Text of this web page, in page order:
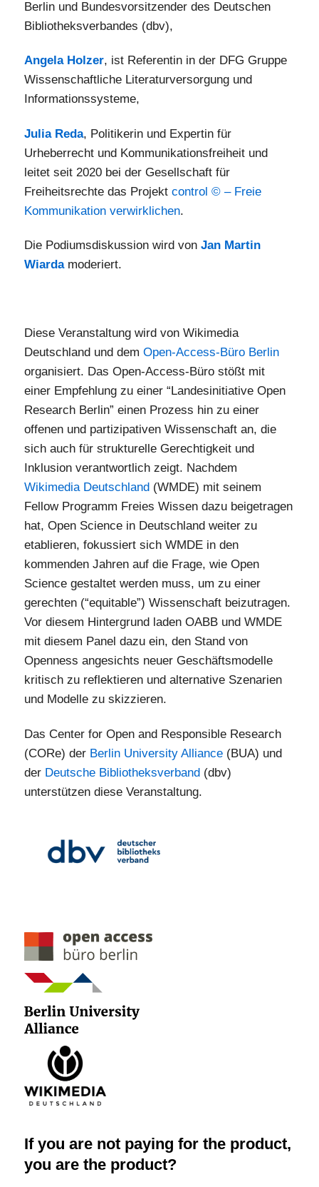
Berlin und Bundesvorsitzender des Deutschen
Bibliotheksverbandes (dbv),
Angela Holzer, ist Referentin in der DFG Gruppe
Wissenschaftliche Literaturversorgung und
Informationssysteme,
Julia Reda, Politikerin und Expertin für
Urheberrecht und Kommunikationsfreiheit und
leitet seit 2020 bei der Gesellschaft für
Freiheitsrechte das Projektcontrol © – Freie
Kommunikation verwirklichen.
Die Podiumsdiskussion wird vonJan Martin
Wiardamoderiert.
Diese Veranstaltung wird von Wikimedia
Deutschland und demOpen-Access-Büro Berlin
organisiert. Das Open-Access-Büro stößt mit
einer Empfehlung zu einer “Landesinitiative Open
Research Berlin” einen Prozess hin zu einer
offenen und partizipativen Wissenschaft an, die
sich auch für strukturelle Gerechtigkeit und
Inklusion verantwortlich zeigt. Nachdem
Wikimedia Deutschland (WMDE) mit seinem
Fellow Programm Freies Wissen dazu beigetragen
hat, Open Science in Deutschland weiter zu
etablieren, fokussiert sich WMDE in den
kommenden Jahren auf die Frage, wie Open
Science gestaltet werden muss, um zu einer
gerechten (“equitable”) Wissenschaft beizutragen.
Vor diesem Hintergrund laden OABB und WMDE
mit diesem Panel dazu ein, den Stand von
Openness angesichts neuer Geschäftsmodelle
kritisch zu reflektieren und alternative Szenarien
und Modelle zu skizzieren.
Das Center for Open and Responsible Research
(CORe) der Berlin University Alliance (BUA) und
der Deutsche Bibliotheksverband (dbv)
unterstützen diese Veranstaltung.
If you are not paying for the product,
you are the product?